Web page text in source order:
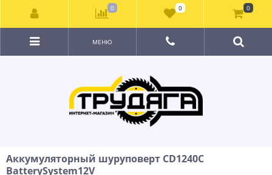
МЕНЮ
Аккумуляторный шуруповерт CD1240C
BatterySystem12V
0 0 0